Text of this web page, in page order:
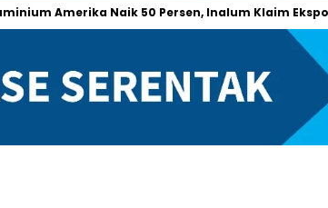
Naik 50 Persen, Inalum Klaim Ekspor